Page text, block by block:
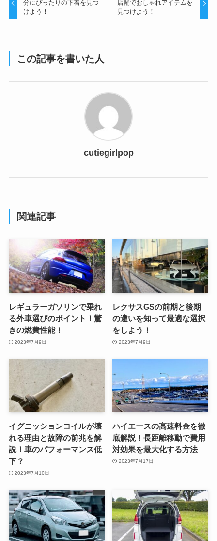
分にぴったりの下着を見つ
けよう！
店舗でおしゃれアイテムを
見つけよう！
この記事を書いた人
cutiegirlpop
関連記事
レギュラーガソリンで乗れ
る外車選びのポイント！驚
きの燃費性能！
2023年7月9日
レクサスGSの前期と後期
の違いを知って最適な選択
をしよう！
2023年7月9日
イグニッションコイルが壊
れる理由と故障の前兆を解
説！車のパフォーマンス低
下？
2023年7月10日
ハイエースの高速料金を徹
底解説！長距離移動で費用
対効果を最大化する方法
2023年7月17日